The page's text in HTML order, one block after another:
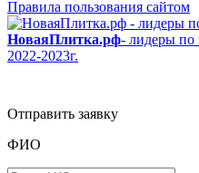
Правила пользования сайтом
НоваяПлитка.рф- лидеры по
2022-2023г.
Отправить заявку
ФИО